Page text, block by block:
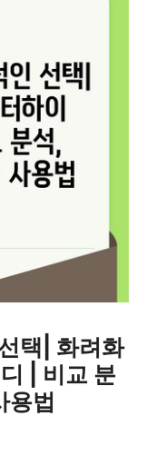
택| 화려화
| 비교 분
용법